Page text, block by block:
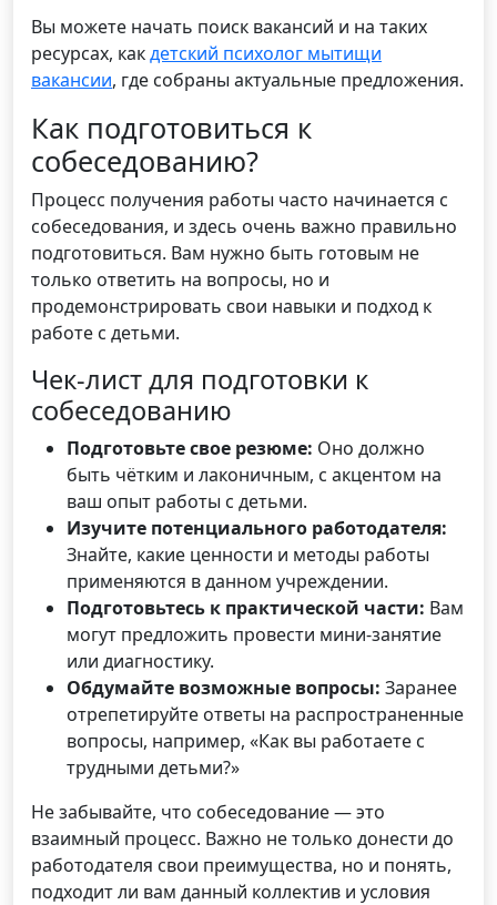
Вы можете начать поиск вакансий и на таких
ресурсах, какдетский психолог мытищи
вакансии, где собраны актуальные предложения.
Как подготовиться к
собеседованию?
Процесс получения работы часто начинается с
собеседования, и здесь очень важно правильно
подготовиться. Вам нужно быть готовым не
только ответить на вопросы, но и
продемонстрировать свои навыки и подход к
работе с детьми.
Чек-лист для подготовки к
собеседованию
Подготовьте свое резюме: Оно должно
быть чётким и лаконичным, с акцентом на
ваш опыт работы с детьми.
Изучите потенциального работодателя:
Знайте, какие ценности и методы работы
применяются в данном учреждении.
Подготовьтесь к практической части: Вам
могут предложить провести мини-занятие
или диагностику.
Обдумайте возможные вопросы: Заранее
отрепетируйте ответы на распространенные
вопросы, например, «Как вы работаете с
трудными детьми?»
Не забывайте, что собеседование — это
взаимный процесс. Важно не только донести до
работодателя свои преимущества, но и понять,
подходит ли вам данный коллектив и условия